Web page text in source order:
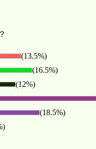
(13.5%)
(16.5%)
(12%)
(18.5%)